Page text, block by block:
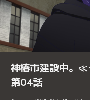
神椿市建設中。
第04話